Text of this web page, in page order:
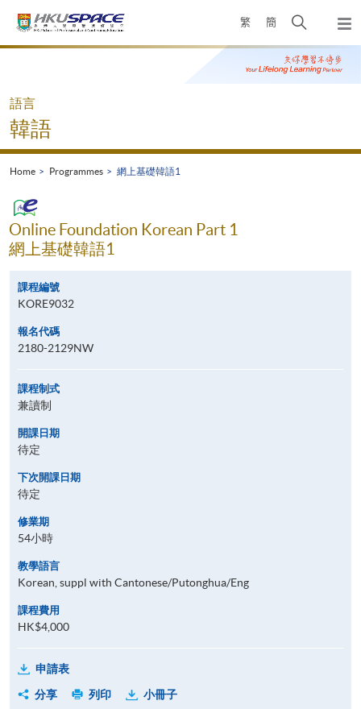
繁 簡
Open
search
panel
Main
語言
韓語
Home Programmes 網上基礎韓語1
Online Foundation Korean Part 1
網上基礎韓語1
課程編號
KORE9032
報名代碼
2180-2129NW
課程制式
兼讀制
開課日期
待定
下次開課日期
待定
修業期
54小時
教學語言
Korean, suppl with Cantonese/Putonghua/Eng
課程費用
HK$4,000
申請表
分享
列印 小冊子